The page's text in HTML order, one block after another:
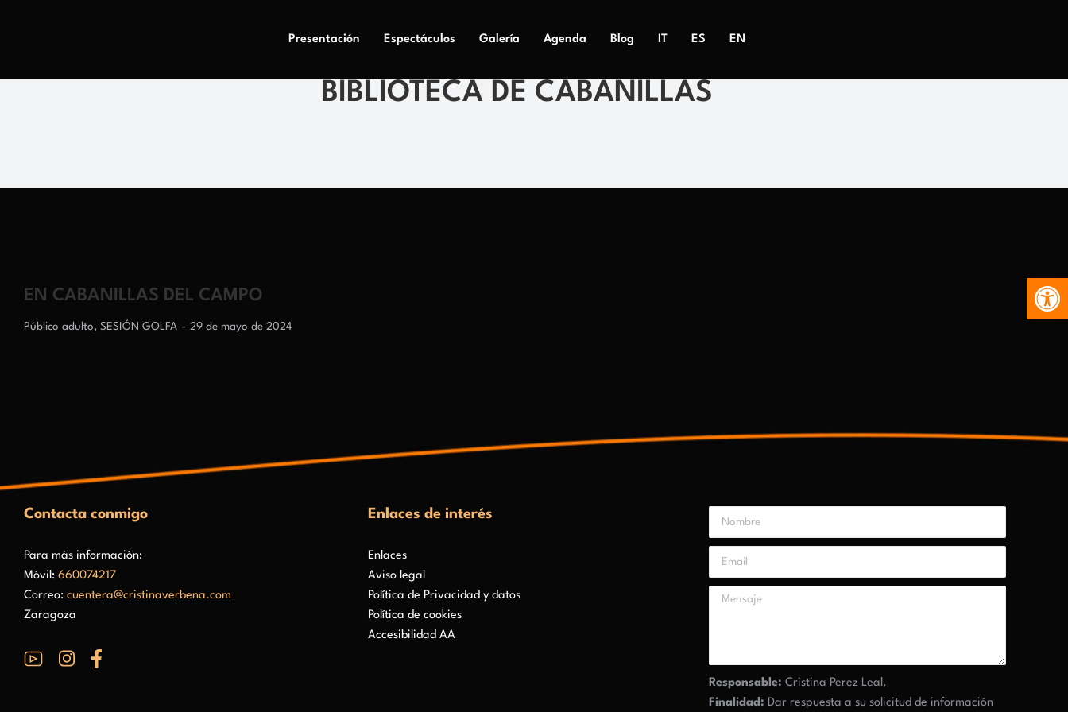
Presentación Espectáculos Galería Agenda Blog IT ES EN
BIBLIOTECA DE CABANILLAS
EN CABANILLAS DEL CAMPO
Público adulto, SESIÓN GOLFA 29 de mayo de 2024
Contacta conmigo
Para más información:
Móvil: 660074217
Correo: cuentera@cristinaverbena.com
Zaragoza
Enlaces de interés
Enlaces
Aviso legal
Política de Privacidad y datos
Política de cookies
Accesibilidad AA
Responsable: Cristina Perez Leal.
Finalidad: Dar respuesta a su solicitud de información